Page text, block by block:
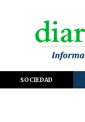
SOCIEDAD